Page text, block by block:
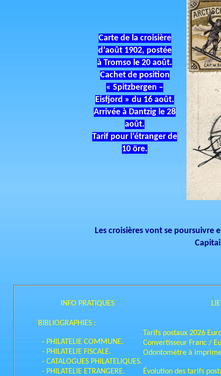
Carte de la croisière
d’août 1902, postée
à Tromso le 20 août.
Cachet de position
« Spitzbergen –
Eisfjord » du 16 août.
Arrivée à Dantzig le 28
août.
Tarif pour l’étranger de
10 öre.
Les croisières vont se poursuivre